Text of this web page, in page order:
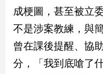
觀
點
娛
樂
成梗圖，甚至被立
不是涉案教練，與
曾在課後提醒、協
分，「我到底嗆了